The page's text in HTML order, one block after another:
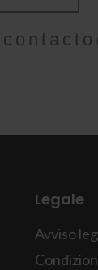
Legale
Avviso